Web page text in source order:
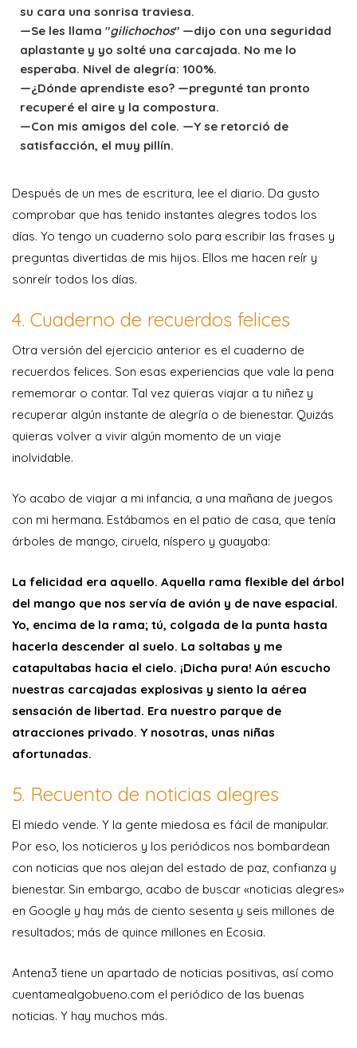
su cara una sonrisa traviesa.
—Se les llama "gilichochos" —dijo con una seguridad
aplastante y yo solté una carcajada. No me lo
esperaba. Nivel de alegría: 100%.
—¿Dónde aprendiste eso? —pregunté tan pronto
recuperé el aire y la compostura.
—Con mis amigos del cole. —Y se retorció de
satisfacción, el muy pillín.
Después de un mes de escritura, lee el diario. Da gusto
comprobar que has tenido instantes alegres todos los
días. Yo tengo un cuaderno solo para escribir las frases y
preguntas divertidas de mis hijos. Ellos me hacen reír y
sonreír todos los días.
4. Cuaderno de recuerdos felices
Otra versión del ejercicio anterior es el cuaderno de
recuerdos felices. Son esas experiencias que vale la pena
rememorar o contar. Tal vez quieras viajar a tu niñez y
recuperar algún instante de alegría o de bienestar. Quizás
quieras volver a vivir algún momento de un viaje
inolvidable.
Yo acabo de viajar a mi infancia, a una mañana de juegos
con mi hermana. Estábamos en el patio de casa, que tenía
árboles de mango, ciruela, níspero y guayaba:
La felicidad era aquello. Aquella rama flexible del árbol
del mango que nos servía de avión y de nave espacial.
Yo, encima de la rama; tú, colgada de la punta hasta
hacerla descender al suelo. La soltabas y me
catapultabas hacia el cielo. ¡Dicha pura! Aún escucho
nuestras carcajadas explosivas y siento la aérea
sensación de libertad. Era nuestro parque de
atracciones privado. Y nosotras, unas niñas
afortunadas.
5. Recuento de noticias alegres
El miedo vende. Y la gente miedosa es fácil de manipular.
Por eso, los noticieros y los periódicos nos bombardean
con noticias que nos alejan del estado de paz, confianza y
bienestar. Sin embargo, acabo de buscar «noticias alegres»
en Google y hay más de ciento sesenta y seis millones de
resultados; más de quince millones en Ecosia.
Antena3 tiene un apartado de noticias positivas, así como
cuentamealgobueno.com el periódico de las buenas
noticias. Y hay muchos más.